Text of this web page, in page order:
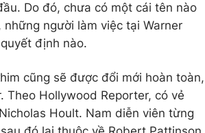
Do đó, chưa có một cái tên nào
người làm việc tại Warner
định nào.
cũng sẽ được đổi mới hoàn toàn,
Theo Hollywood Reporter, có vẻ
Hoult. Nam diễn viên từng